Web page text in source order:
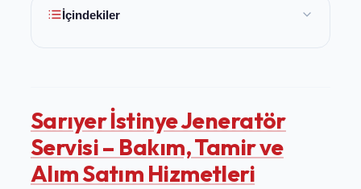
İçindekiler
Sarıyer İstinye Jeneratör
Servisi – Bakım, Tamir ve
Alım Satım Hizmetleri